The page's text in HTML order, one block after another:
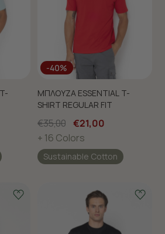
-40%
ΜΠΛΟΥΖΑ ESSENTIAL T-
SHIRT REGULAR FIT
€35,00 €21,00
+ 16 Colors
Sustainable Cotton